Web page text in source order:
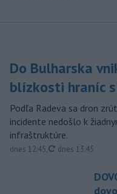
Do Bulharska
blízkosti hraníc
Podľa Radeva sa dron
incidente nedošlo k
infraštruktúre.
dnes 12:45, aktualizované
dnes 13:45